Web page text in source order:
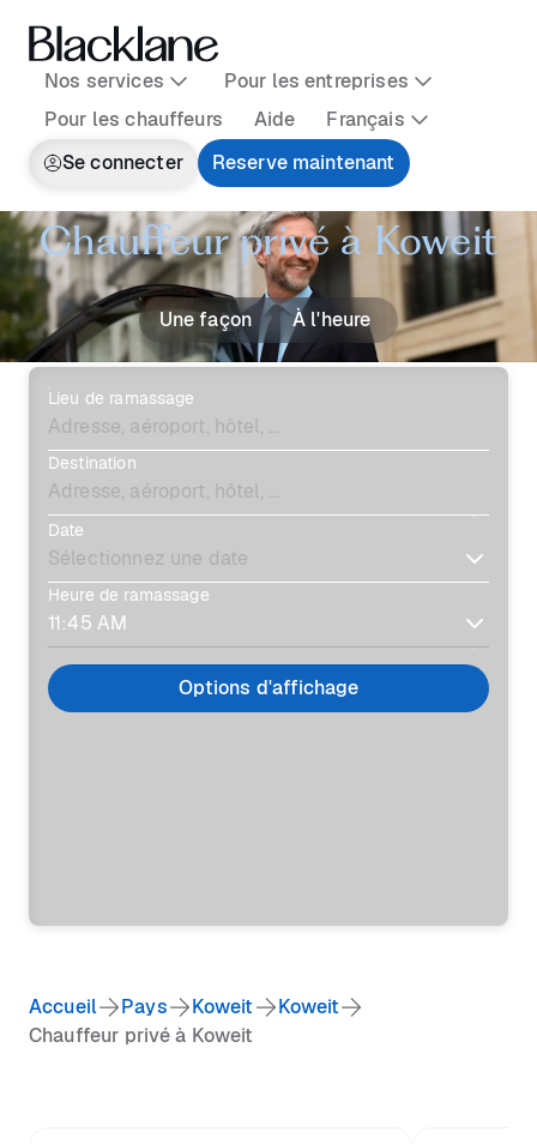
Nos services
Pour les entreprises
Pour les chauffeurs
Aide
Français
Se connecter
Reserve maintenant
Chauffeur privé à Koweit
Une façon À l'heure
Lieu de ramassage
Destination
Date
Heure de ramassage
Options d'affichage
Accueil Pays Koweit
Koweit
Chauffeur privé à Koweit